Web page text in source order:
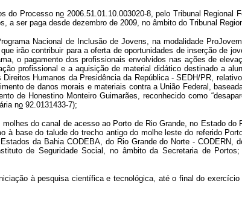
do Processo no 2006.51.01.10.003020-8, pelo Tribunal Regional
ser paga desde dezembro de 2009, no âmbito do Tribunal
Nacional de Inclusão de Jovens, na modalidade
irão contribuir para a oferta de oportunidades de inserção de
o pagamento dos profissionais envolvidos nas ações de
profissional e a aquisição de material didático destinado a
Humanos da Presidência da República - SEDH/PR,
de danos morais e materiais contra a União Federal,
de Honestino Monteiro Guimarães, reconhecido como
no 92.0131433-7);
do canal de acesso ao Porto de Rio Grande, no Estado
base do talude do trecho antigo do molhe leste do referido
da Bahia CODEBA, do Rio Grande do Norte - CODERN,
de Seguridade Social, no âmbito da Secretaria de
à pesquisa científica e tecnológica, até o final do